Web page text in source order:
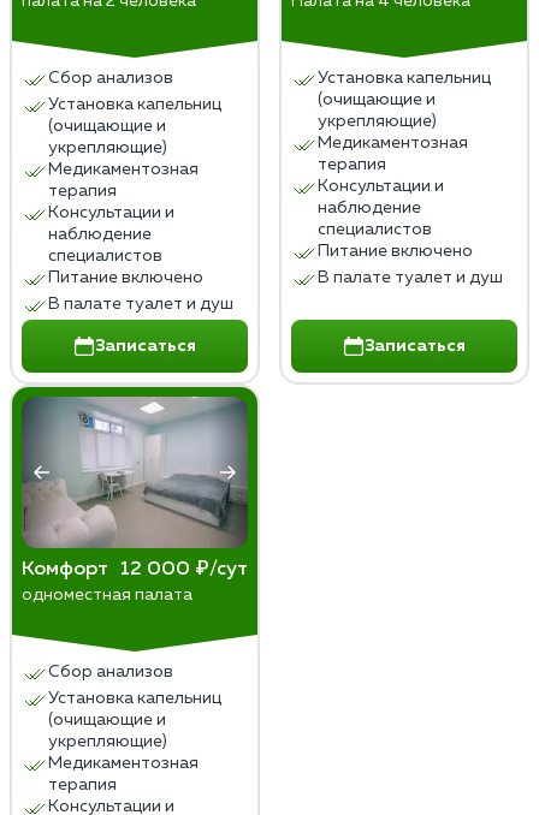
поддержание здорового образа жизни,
социальную адаптацию и укрепление
психоэмоционального состояния. Важно следовать
рекомендациям врачей и поддерживать свой путь к
выздоровлению.
Сбор анализов
Установка капельниц
(очищающие и
укрепляющие)
Медикаментозная
терапия
Консультации и
наблюдение
специалистов
Питание включено
В палате туалет и душ
Записаться
Установка капельниц
(очищающие и
укрепляющие)
Медикаментозная
терапия
Консультации и
наблюдение
специалистов
Питание включено
В палате туалет и душ
Записаться
Комфорт 12 000 ₽/сут
одноместная палата
Сбор анализов
Установка капельниц
(очищающие и
укрепляющие)
Медикаментозная
терапия
Консультации и